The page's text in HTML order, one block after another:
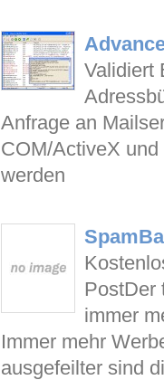
Validiert
Anfrage an
COM/ActiveX
werden
PostDer
immer
Immer mehr
ausgefeilter sind